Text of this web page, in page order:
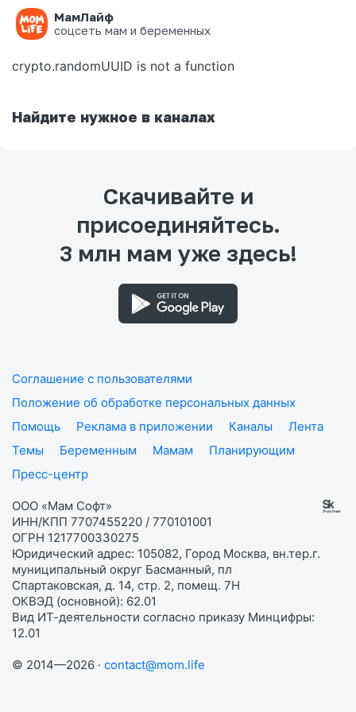
МамЛайф
соцсеть мам и беременных
Ошибка на странице
crypto.randomUUID is not a function
Найдите нужное в каналах
Скачивайте и
присоединяйтесь.
3 млн мам уже здесь!
Соглашение с пользователями
Положение об обработке персональных данных
Помощь
Реклама в приложении Каналы
Лента
Темы
Беременным Мамам
Планирующим
Пресс-центр
ООО «Мам Софт»
ИНН/КПП 7707455220 / 770101001
ОГРН 1217700330275
Юридический адрес: 105082, Город Москва, вн.тер.г.
муниципальный округ Басманный, пл
Спартаковская, д. 14, стр. 2, помещ. 7Н
ОКВЭД (основной): 62.01
Вид ИТ-деятельности согласно приказу Минцифры:
12.01
© 2014—2026 · contact@mom.life